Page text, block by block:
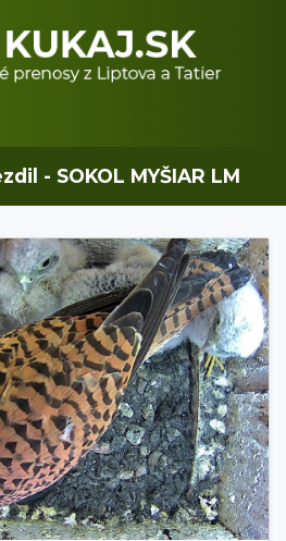
- SOKOL MYŠIAR LM